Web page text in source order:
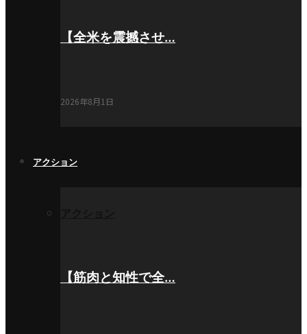
【全米を震撼させ…
2026年8月1日
アクション
【筋肉と知性で全…